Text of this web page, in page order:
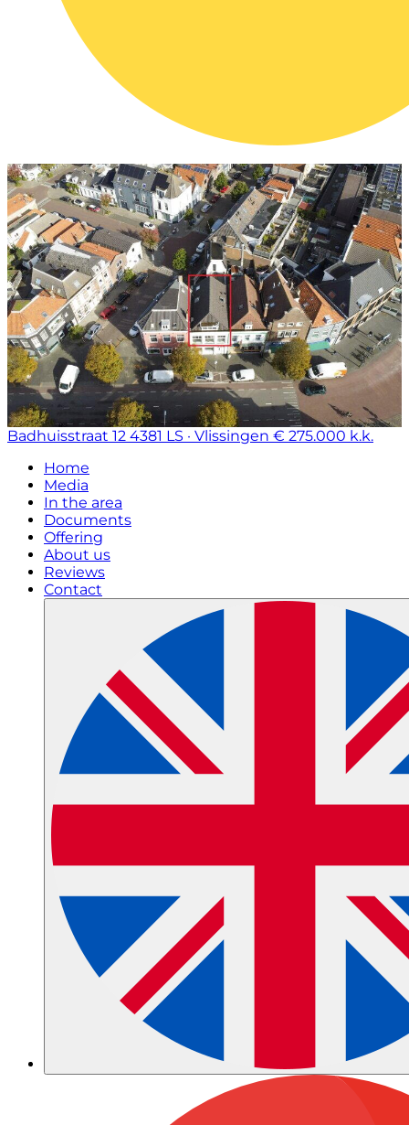
Badhuisstraat 12 4381 LS · Vlissingen € 275.000 k.k.
Home
Media
In the area
Documents
Offering
About us
Reviews
Contact